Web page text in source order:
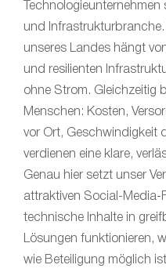
und
unseres Landes hängt
und resilienten
ohne Strom. Gleichzeitig
Menschen: Kosten,
vor Ort, Geschwindigkeit
verdienen eine klare,
Genau hier setzt unser
attraktiven Social-Media-
technische Inhalte in
Lösungen funktionieren,
wie Beteiligung möglich